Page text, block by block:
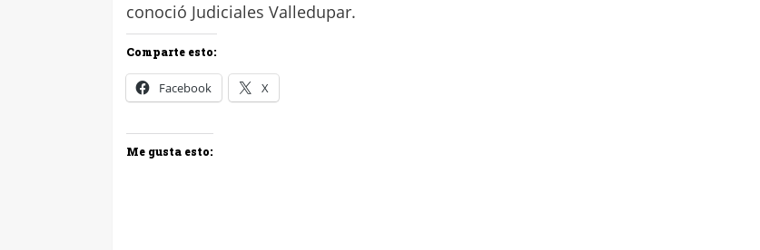
conoció Judiciales Valledupar.
Comparte esto:
Facebook X
Me gusta esto: